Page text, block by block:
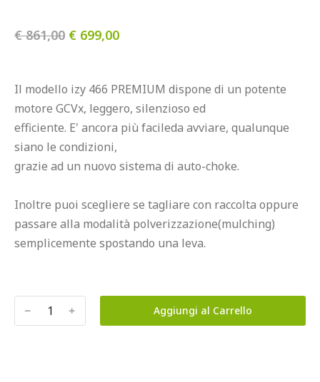
€861,00 € 699,00
Il modello izy 466 PREMIUM dispone di un potente
motore GCVx, leggero, silenzioso ed
efficiente. E' ancora più facileda avviare, qualunque
siano le condizioni,
grazie ad un nuovo sistema di auto-choke.
Inoltre puoi scegliere se tagliare con raccolta oppure
passare alla modalità polverizzazione(mulching)
semplicemente spostando una leva.
﹣ ﹢ Aggiungi al Carrello